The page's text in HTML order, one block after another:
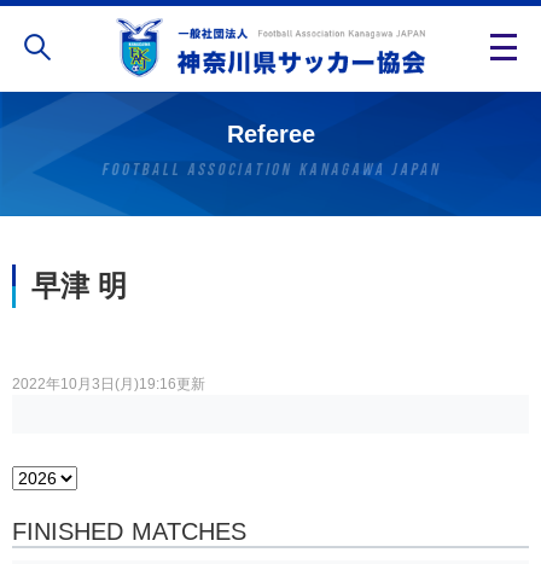
Referee
早津 明
2022年10月3日(月)19:16更新
FINISHED MATCHES